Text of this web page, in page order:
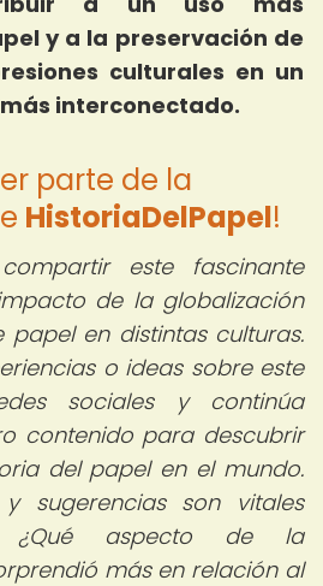
y a la preservación de
culturales en un
interconectado.
parte de la
HistoriaDelPapel!
este fascinante
de la globalización
en distintas culturas.
o ideas sobre este
sociales y continúa
contenido para descubrir
del papel en el mundo.
sugerencias son vitales
¿Qué aspecto de la
más en relación al